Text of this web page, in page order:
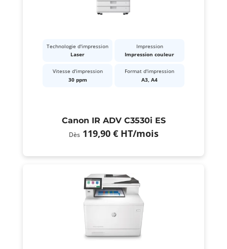
Technologie d'impression
Laser
Impression
Impression couleur
Vitesse d'impression
30 ppm
Format d'impression
A3, A4
Canon IR ADV C3530i ES
Dès 119,90 € HT/mois